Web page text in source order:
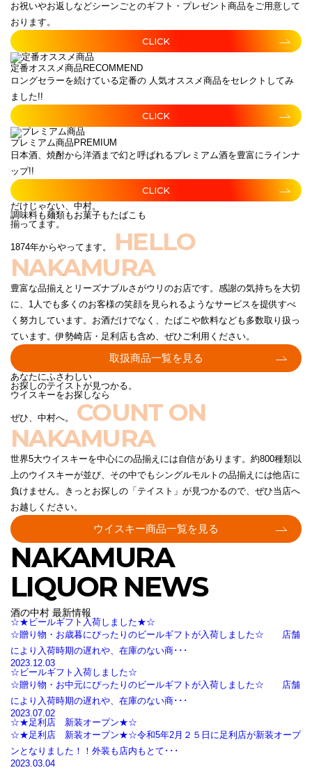
お祝いやお返しなどシーンごとのギフト・プレゼント商品をご用意して
おります。
CLICK
定番オススメ商品 RECOMMEND
ロングセラーを続けている定番の 人気オススメ商品をセレクトしてみ
ました!!
CLICK
プレミアム商品 PREMIUM
日本酒、焼酎から洋酒まで幻と呼ばれるプレミアム酒を豊富にラインナ
ップ!!
CLICK
だけじゃない、中村。
調味料も麺類もお菓子もたばこも
揃ってます。
1874年からやってます。
HELLO
NAKAMURA
豊富な品揃えとリーズナブルさがウリのお店です。感謝の気持ちを大切
に、1人でも多くのお客様の笑顔を見られるようなサービスを提供すべ
く努力しています。お酒だけでなく、たばこや飲料なども多数取り扱っ
ています。伊勢崎店・足利店も含め、ぜひご利用ください。
取扱商品一覧を見る
あなたにふさわしい
お探しのテイストが見つかる。
ウイスキーをお探しなら
ぜひ、中村へ。 COUNT ON
NAKAMURA
世界5大ウイスキーを中心にの品揃えには自信があります。約800種類以
上のウイスキーが並び、その中でもシングルモルトの品揃えには他店に
負けません。きっとお探しの「テイスト」が見つかるので、ぜひ当店へ
お越しください。
ウイスキー商品一覧を見る
NAKAMURA
LIQUOR NEWS
酒の中村 最新情報
☆★ビールギフト入荷しました★☆
☆贈り物・お歳暮にぴったりのビールギフトが入荷しました☆ 店舗
により入荷時期の遅れや、在庫のない商･･･
2023.12.03
☆ビールギフト入荷しました☆
☆贈り物・お中元にぴったりのビールギフトが入荷しました☆ 店舗
により入荷時期の遅れや、在庫のない商･･･
2023.07.02
☆★足利店 新装オープン★☆
☆★足利店 新装オープン★☆令和5年2月２５日に足利店が新装オープ
ンとなりました！！外装も店内もとて･･･
2023.03.04